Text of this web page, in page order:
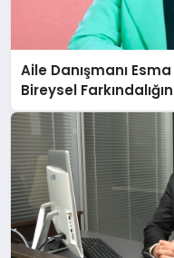
Aile Danışmanı
Bireysel
Anlatıyor